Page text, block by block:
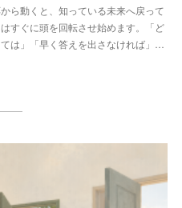
ら動くと、知っている未来へ戻って
すぐに頭を回転させ始めます。「ど
は」「早く答えを出さなければ」…